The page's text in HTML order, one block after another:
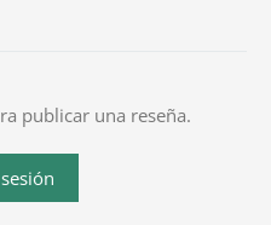
publicar una reseña.